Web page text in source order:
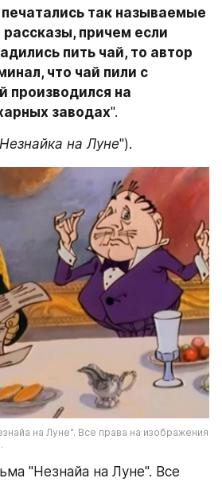
печатались так называемые
причем если
пить чай, то автор
что чай пили с
производился на
заводах".
на Луне").
на Луне". Все права на изображения
"Незнайа на Луне". Все